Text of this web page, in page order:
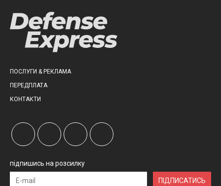
ПОСЛУГИ & РЕКЛАМА
ПЕРЕДПЛАТА
КОНТАКТИ
підпишись на розсилку
ПІДПИСАТИСЬ